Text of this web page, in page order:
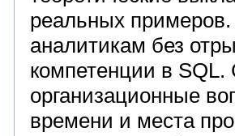
реальных
аналитикам без
компетенции в
организационные
времени и места